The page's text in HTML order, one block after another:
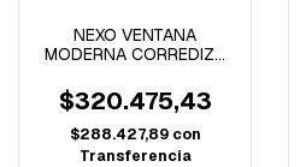
NEXO VENTANA
MODERNA CORREDIZA
1.80x1.10 MTS
$320.475,43
$288.427,89 con
Transferencia